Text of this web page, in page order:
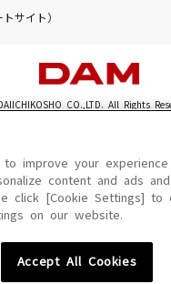
サイト）
CO.,LTD. All Rights
いる一切の文章・画像・写真・動画
める範囲を超えて無断で複製、転載
機種によりご利用いただけない場合
信日、配信内容が変更になる場合が
to improve your
content and ads
click [Cookie Settings] to
on our website.
Accept All Cookies